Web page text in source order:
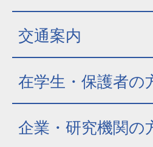
交通案内
在学生・保護者の
企業・研究機関の